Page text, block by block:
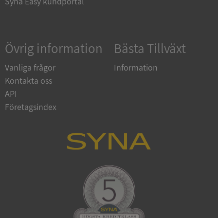
Övrig information
Vanliga frågor
Kontakta oss
API
Företagsindex
Bästa Tillväxt
Information
VISITOR_PRIVACY_METADATA
YouTube
Privacy Policy